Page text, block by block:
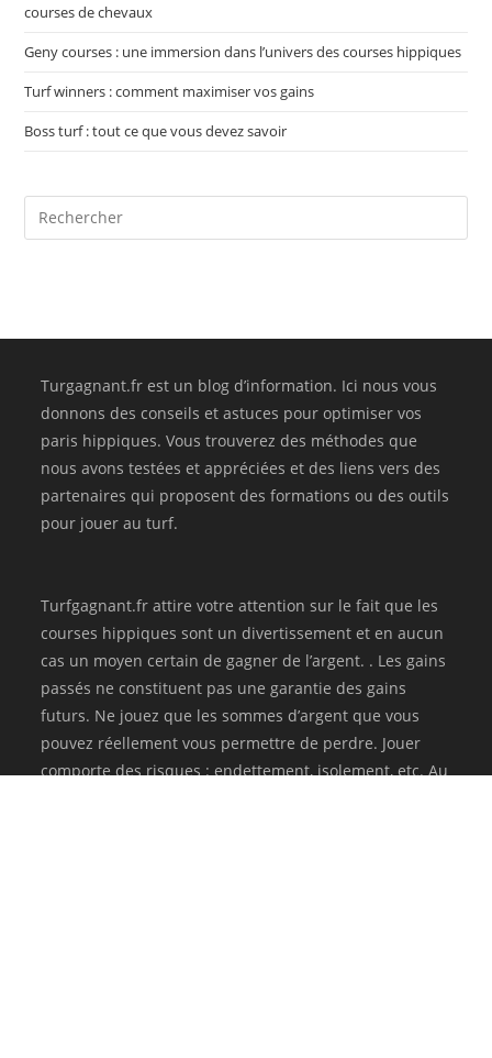
courses de chevaux
Geny courses : une immersion dans l’univers des courses hippiques
Turf winners : comment maximiser vos gains
Boss turf : tout ce que vous devez savoir
Turgagnant.fr est un blog d’information. Ici nous vous
donnons des conseils et astuces pour optimiser vos
paris hippiques. Vous trouverez des méthodes que
nous avons testées et appréciées et des liens vers des
partenaires qui proposent des formations ou des outils
pour jouer au turf.
Turfgagnant.fr attire votre attention sur le fait que les
courses hippiques sont un divertissement et en aucun
cas un moyen certain de gagner de l’argent. . Les gains
passés ne constituent pas une garantie des gains
futurs. Ne jouez que les sommes d’argent que vous
pouvez réellement vous permettre de perdre. Jouer
comporte des risques : endettement, isolement, etc. Au